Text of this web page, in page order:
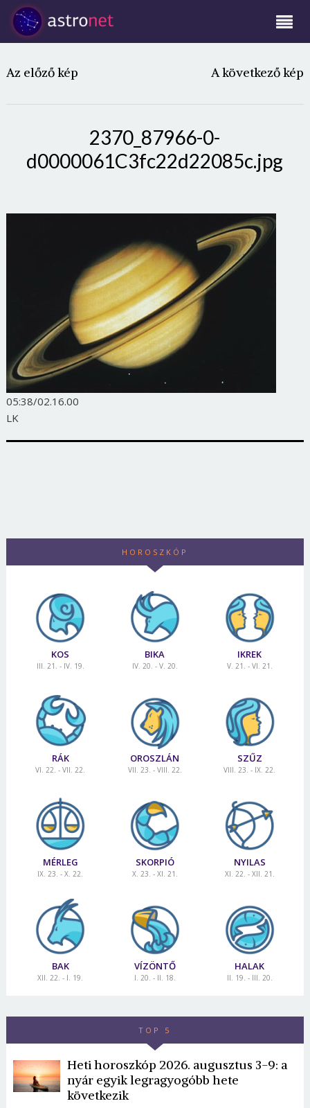
Az előző kép A következő kép
2370_87966-0-
d0000061C3fc22d22085c.jpg
05:38/02.16.00
LK
HOROSZKÓP
KOS
III. 21. - IV. 19.
BIKA
IV. 20. - V. 20.
IKREK
V. 21. - VI. 21.
RÁK
VI. 22. - VII. 22.
OROSZLÁN
VII. 23. - VIII. 22.
SZŰZ
VIII. 23. - IX. 22.
MÉRLEG
IX. 23. - X. 22.
SKORPIÓ
X. 23. - XI. 21.
NYILAS
XI. 22. - XII. 21.
BAK
XII. 22. - I. 19.
VÍZÖNTŐ
I. 20. - II. 18.
HALAK
II. 19. - III. 20.
TOP 5
Heti horoszkóp 2026. augusztus 3-9: a
nyár egyik legragyogóbb hete
következik